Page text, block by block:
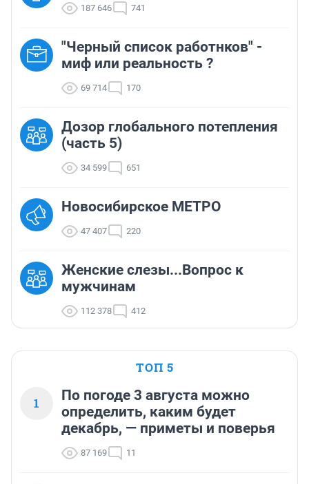
187 646 741
"Черный список работнков" -
миф или реальность ?
69 714 170
Дозор глобального потепления
(часть 5)
34 599 651
Новосибирское МЕТРО
47 407 220
Женские слезы...Вопрос к
мужчинам
112 378 412
ТОП 5
1
По погоде 3 августа можно
определить, каким будет
декабрь, — приметы и поверья
87 169 11